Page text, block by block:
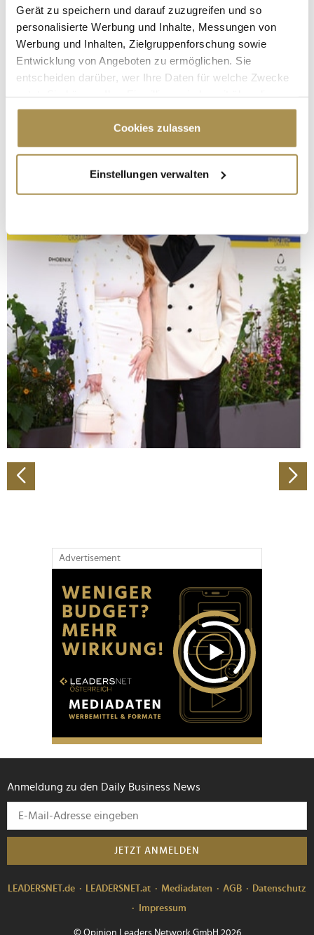
Gerät zu speichern und darauf zuzugreifen und so
personalisierte Werbung und Inhalte, Messungen von
Werbung und Inhalten, Zielgruppenforschung sowie
Entwicklung von Angeboten zu ermöglichen. Sie
entscheiden darüber, wer Ihre Daten für welche Zwecke
Cookie-Erklärung oder durch Klicken auf das Privacy
Trigger Symbol ändern oder widerrufen
Informationen über Ihre geografische Lage
erfassen, welche bis auf einige Meter genau sein
bestimmten Merkmalen (Fingerprinting) identifizieren
Erfahren Sie mehr darüber, wie Ihre persönlichen Daten
verarbeitet werden, und legen Sie Ihre Präferenzen im
Abschnitt Einzelheitenfest.
Wir verwenden Cookies, um Inhalte und Anzeigen zu
personalisieren, Funktionen für soziale Medien anbieten
zu können und die Zugriffe auf unsere Website zu
analysieren. Außerdem geben wir Informationen zu Ihrer
Verwendung unserer Website an unsere Partner für
soziale Medien, Werbung und Analysen weiter. Unsere
Partner führen diese Informationen möglicherweise mit
haben oder die sie im Rahmen Ihrer Nutzung der Dienste
gesammelt haben.
Cookies zulassen
Einstellungen verwalten
Advertisement
Anmeldung zu den Daily Business News
JETZT ANMELDEN
LEADERSNET.de LEADERSNET.at Mediadaten AGB
Datenschutz
Impressum